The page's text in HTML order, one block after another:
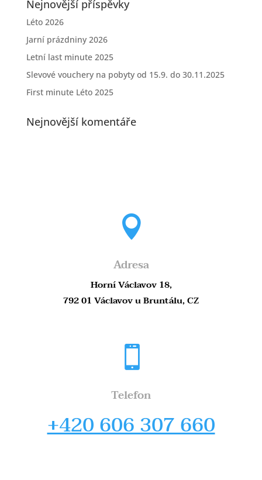
Nejnovější příspěvky
Léto 2026
Jarní prázdniny 2026
Letní last minute 2025
Slevové vouchery na pobyty od 15.9. do 30.11.2025
First minute Léto 2025
Nejnovější komentáře

Adresa
Horní Václavov 18,
792 01 Václavov u Bruntálu, CZ

Telefon
+420 606 307 660